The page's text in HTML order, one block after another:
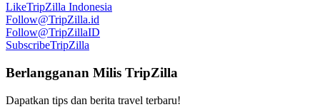
LikeTripZilla Indonesia
Follow@TripZilla.id
Follow@TripZillaID
SubscribeTripZilla
Berlangganan Milis TripZilla
Dapatkan tips dan berita travel terbaru!